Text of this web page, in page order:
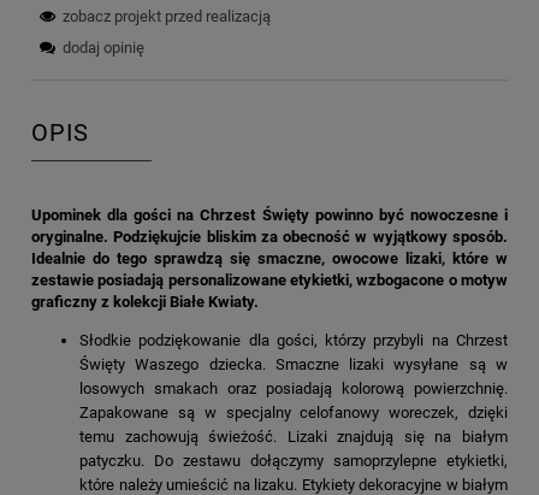
zobacz projekt przed realizacją
dodaj opinię
OPIS
Upominek dla gości na Chrzest Święty powinno być nowoczesne i
oryginalne. Podziękujcie bliskim za obecność w wyjątkowy sposób.
Idealnie do tego sprawdzą się smaczne, owocowe lizaki, które w
zestawie posiadają personalizowane etykietki, wzbogacone o motyw
graficzny z kolekcji Białe Kwiaty.
Słodkie podziękowanie dla gości, którzy przybyli na Chrzest
Święty Waszego dziecka. Smaczne lizaki wysyłane są w
losowych smakach oraz posiadają kolorową powierzchnię.
Zapakowane są w specjalny celofanowy woreczek, dzięki
temu zachowują świeżość. Lizaki znajdują się na białym
patyczku. Do zestawu dołączymy samoprzylepne etykietki,
które należy umieścić na lizaku. Etykiety dekoracyjne w białym